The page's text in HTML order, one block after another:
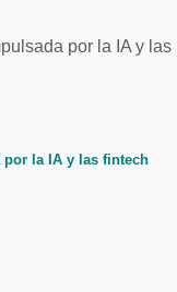
la IA y las fintech